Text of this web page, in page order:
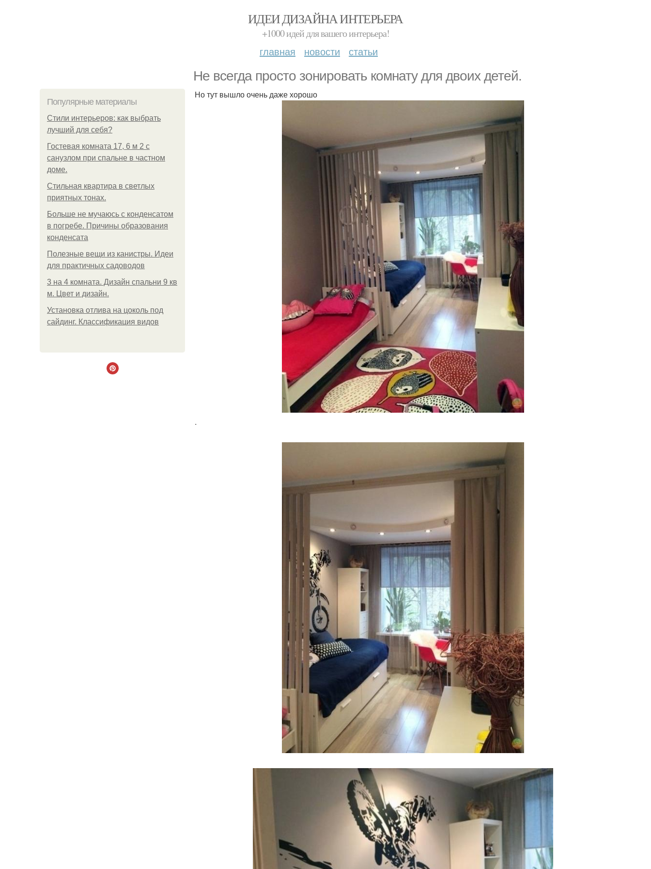
ИДЕИ ДИЗАЙНА ИНТЕРЬЕРА
+1000 идей для вашего интерьера!
главная новости статьи
Не всегда просто зонировать комнату для двоих детей.
Популярные материалы
Стили интерьеров: как выбрать
лучший для себя?
Гостевая комната 17, 6 м 2 с
санузлом при спальне в частном
доме.
Стильная квартира в светлых
приятных тонах.
Больше не мучаюсь с конденсатом
в погребе. Причины образования
конденсата
Полезные вещи из канистры. Идеи
для практичных садоводов
3 на 4 комната. Дизайн спальни 9 кв
м. Цвет и дизайн.
Установка отлива на цоколь под
сайдинг. Классификация видов
Но тут вышло очень даже хорошо
.